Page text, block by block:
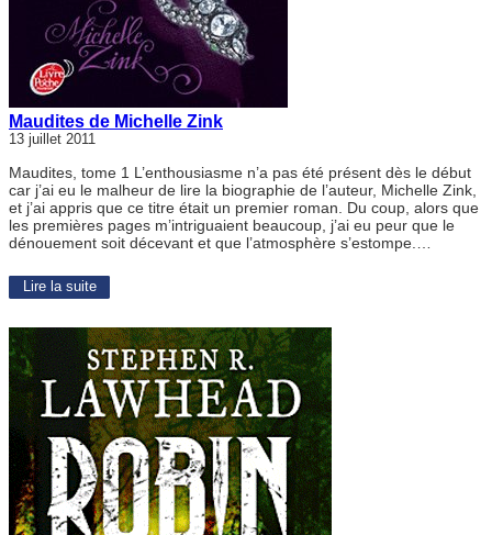
Maudites de Michelle Zink
13 juillet 2011
Maudites, tome 1 L’enthousiasme n’a pas été présent dès le début
car j’ai eu le malheur de lire la biographie de l’auteur, Michelle Zink,
et j’ai appris que ce titre était un premier roman. Du coup, alors que
les premières pages m’intriguaient beaucoup, j’ai eu peur que le
dénouement soit décevant et que l’atmosphère s’estompe.…
Lire la suite